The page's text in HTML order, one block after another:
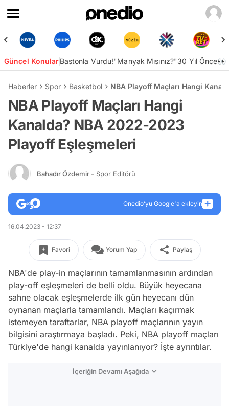
Güncel KonularBastonla Vurdu!"Manyak Mısınız?"30 Yıl Önce👀
Haberler Spor Basketbol NBA Playoff Maçları Hangi
NBA Playoff Maçları Hangi
Kanalda? NBA 2022-2023
Playoff Eşleşmeleri
Bahadır Özdemir - Spor Editörü
Onedio’yu Google'a ekleyin
16.04.2023 - 12:37
Favori Yorum Yap Paylaş
NBA'de play-in maçlarının tamamlanmasının ardından
play-off eşleşmeleri de belli oldu. Büyük heyecana
sahne olacak eşleşmelerde ilk gün heyecanı dün
oynanan maçlarla tamamlandı. Maçları kaçırmak
istemeyen taraftarlar, NBA playoff maçlarının yayın
bilgisini araştırmaya başladı. Peki, NBA playoff maçları
Türkiye'de hangi kanalda yayınlanıyor? İşte ayrıntılar.
İçeriğin Devamı Aşağıda